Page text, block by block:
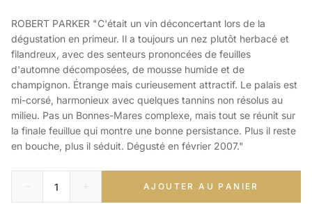
ROBERT PARKER "C'était un vin déconcertant lors de la
dégustation en primeur. Il a toujours un nez plutôt herbacé et
filandreux, avec des senteurs prononcées de feuilles
d'automne décomposées, de mousse humide et de
champignon. Étrange mais curieusement attractif. Le palais est
mi-corsé, harmonieux avec quelques tannins non résolus au
milieu. Pas un Bonnes-Mares complexe, mais tout se réunit sur
la finale feuillue qui montre une bonne persistance. Plus il reste
en bouche, plus il séduit. Dégusté en février 2007."
AJOUTER AU PANIER